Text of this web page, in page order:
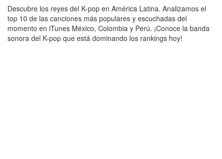
Descubre los reyes del K-pop en América Latina. Analizamos el
top 10 de las canciones más populares y escuchadas del
momento en iTunes México, Colombia y Perú. ¡Conoce la banda
sonora del K-pop que está dominando los rankings hoy!